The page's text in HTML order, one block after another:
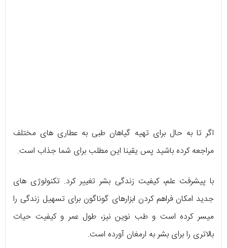
اگر تا به حال برای تهیه گیاهان طبی به عطاری های مختلف
مراجعه کرده باشید پس یقینا این مطلب برای شما جذاب است.
با پیشرفت علم، کیفیت زندگی بشر تغییر کرد. تکنولوژی های
جدید امکان فراهم کردن ابزارهای گوناگون برای تسهیل زندگی را
میسر کرده است و طب نوین نیز، طول عمر و کیفیت حیات
بالاتری را برای بشر به ارمغان آورده است.